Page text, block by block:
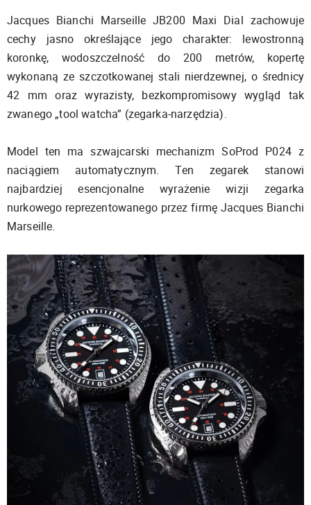
Jacques Bianchi Marseille JB200 Maxi Dial zachowuje
cechy jasno określające jego charakter: lewostronną
koronkę, wodoszczelność do 200 metrów, kopertę
wykonaną ze szczotkowanej stali nierdzewnej, o średnicy
42 mm oraz wyrazisty, bezkompromisowy wygląd tak
zwanego „tool watcha” (zegarka-narzędzia).
Model ten ma szwajcarski mechanizm SoProd P024 z
naciągiem automatycznym. Ten zegarek stanowi
najbardziej esencjonalne wyrażenie wizji zegarka
nurkowego reprezentowanego przez firmę Jacques Bianchi
Marseille.